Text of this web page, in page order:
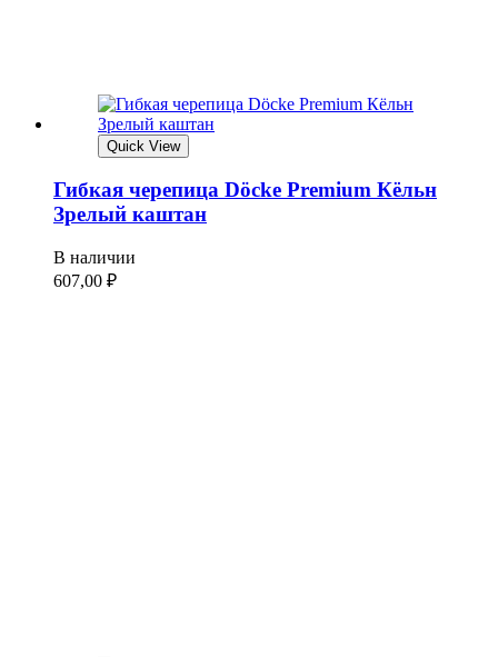
Quick View
Гибкая черепица Döcke Premium Кёльн
Зрелый каштан
В наличии
607,00 ₽